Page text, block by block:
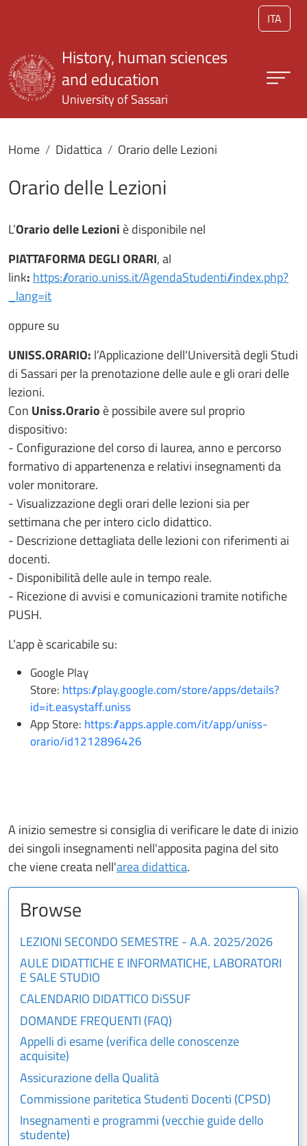
ITA
History, human sciences
and education
University of Sassari
Home Didattica Orario delle Lezioni
Orario delle Lezioni
L’Orario delle Lezioni è disponibile nel
PIATTAFORMA DEGLI ORARI, al
link: https://orario.uniss.it/AgendaStudenti//index.php?
_lang=it
oppure su
UNISS.ORARIO: l’Applicazione dell'Università degli Studi
di Sassari per la prenotazione delle aule e gli orari delle
lezioni.
Con Uniss.Orario è possibile avere sul proprio
dispositivo:
- Configurazione del corso di laurea, anno e percorso
formativo di appartenenza e relativi insegnamenti da
voler monitorare.
- Visualizzazione degli orari delle lezioni sia per
settimana che per intero ciclo didattico.
- Descrizione dettagliata delle lezioni con riferimenti ai
docenti.
- Disponibilità delle aule in tempo reale.
- Ricezione di avvisi e comunicazioni tramite notifiche
PUSH.
L’app è scaricabile su:
Google Play
Store: https://play.google.com/store/apps/details?
id=it.easystaff.uniss
App Store: https://apps.apple.com/it/app/uniss-
orario/id1212896426
A inizio semestre si consiglia di verificare le date di inizio
dei singoli insegnamenti nell'apposita pagina del sito
che viene creata nell'area didattica.
Browse
LEZIONI SECONDO SEMESTRE - A.A. 2025/2026
AULE DIDATTICHE E INFORMATICHE, LABORATORI
E SALE STUDIO
CALENDARIO DIDATTICO DiSSUF
DOMANDE FREQUENTI (FAQ)
Appelli di esame (verifica delle conoscenze
acquisite)
Assicurazione della Qualità
Commissione paritetica Studenti Docenti (CPSD)
Insegnamenti e programmi (vecchie guide dello
studente)